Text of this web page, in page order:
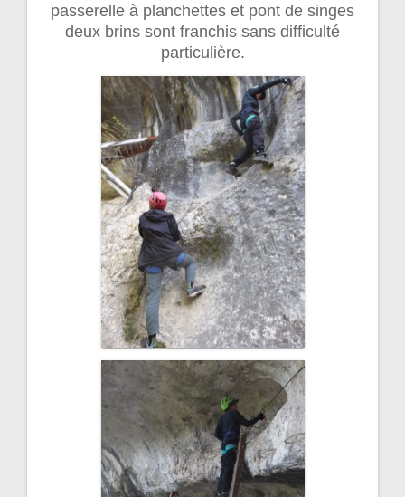
passerelle à planchettes et pont de singes
deux brins sont franchis sans difficulté
particulière.